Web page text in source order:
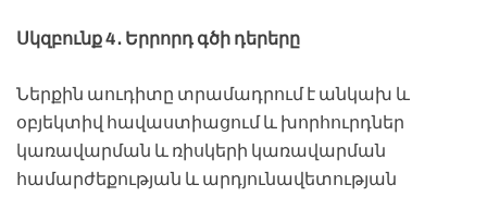
Սկզբունք 4․ Երրորդ գծի դերերը
Ներքին աուդիտը տրամադրում է անկախ և
օբյեկտիվ հավաստիացում և խորհուրդներ
կառավարման և ռիսկերի կառավարման
համարժեքության և արդյունավետության